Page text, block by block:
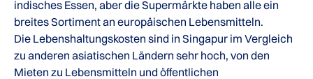
indisches Essen, aber die Supermärkte haben alle ein
breites Sortiment an europäischen Lebensmitteln.
Die Lebenshaltungskosten sind in Singapur im Vergleich
zu anderen asiatischen Ländern sehr hoch, von den
Mieten zu Lebensmitteln und öffentlichen